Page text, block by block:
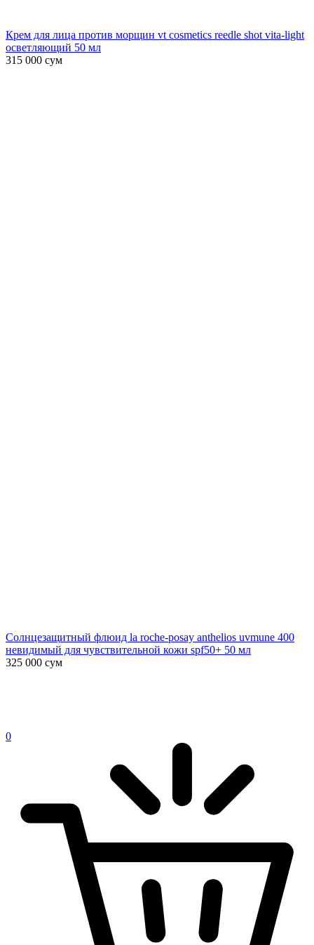
Крем для лица против морщин vt cosmetics reedle shot vita-light
осветляющий 50 мл
315 000 сум
Солнцезащитный флюид la roche-posay anthelios uvmune 400
невидимый для чувствительной кожи spf50+ 50 мл
325 000 сум
0